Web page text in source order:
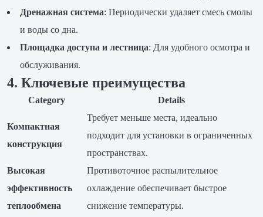
Дренажная система: Периодически удаляет смесь смолы
и воды со дна.
Площадка доступа и лестница: Для удобного осмотра и
обслуживания.
4. Ключевые преимущества
Category Details
Компактная
конструкция
Требует меньше места, идеально
подходит для установки в ограниченных
пространствах.
Высокая
эффективность
теплообмена
Противоточное распылительное
охлаждение обеспечивает быстрое
снижение температуры.